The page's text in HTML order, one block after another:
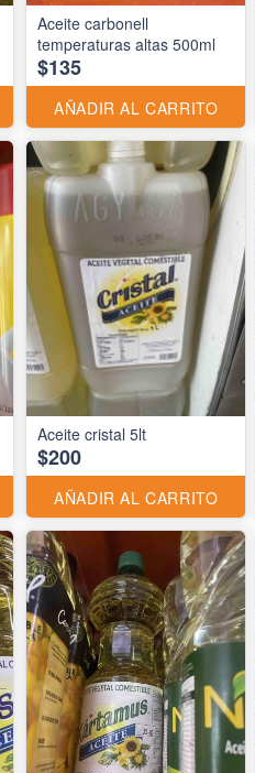
Aceite carbonell
temperaturas altas 500ml
$135
AÑADIR AL CARRITO
Aceite cristal 5lt
$200
AÑADIR AL CARRITO